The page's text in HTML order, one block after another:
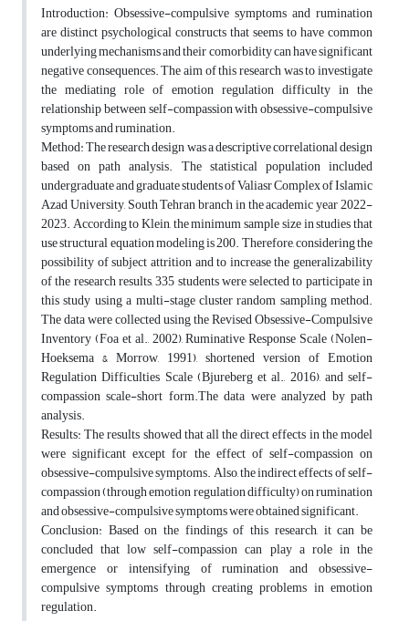
Introduction: Obsessive-compulsive symptoms and rumination
are distinct psychological constructs that seems to have common
underlying mechanisms and their comorbidity can have significant
negative consequences. The aim of this research was to investigate
the mediating role of emotion regulation difficulty in the
relationship between self-compassion with obsessive-compulsive
symptoms and rumination.
Method: The research design was a descriptive correlational design
based on path analysis. The statistical population included
undergraduate and graduate students of Valiasr Complex of Islamic
Azad University, South Tehran branch in the academic year 2022-
2023. According to Klein, the minimum sample size in studies that
use structural equation modeling is 200. Therefore, considering the
possibility of subject attrition and to increase the generalizability
of the research results, 335 students were selected to participate in
this study using a multi-stage cluster random sampling method.
The data were collected using the Revised Obsessive-Compulsive
Inventory (Foa et al., 2002), Ruminative Response Scale (Nolen-
Hoeksema & Morrow, 1991), shortened version of Emotion
Regulation Difficulties Scale (Bjureberg et al., 2016), and self-
compassion scale-short form.The data were analyzed by path
analysis.
Results: The results showed that all the direct effects in the model
were significant except for the effect of self-compassion on
obsessive-compulsive symptoms. Also, the indirect effects of self-
compassion (through emotion regulation difficulty) on rumination
and obsessive-compulsive symptoms were obtained significant.
Conclusion: Based on the findings of this research, it can be
concluded that low self-compassion can play a role in the
emergence or intensifying of rumination and obsessive-
compulsive symptoms through creating problems in emotion
regulation.